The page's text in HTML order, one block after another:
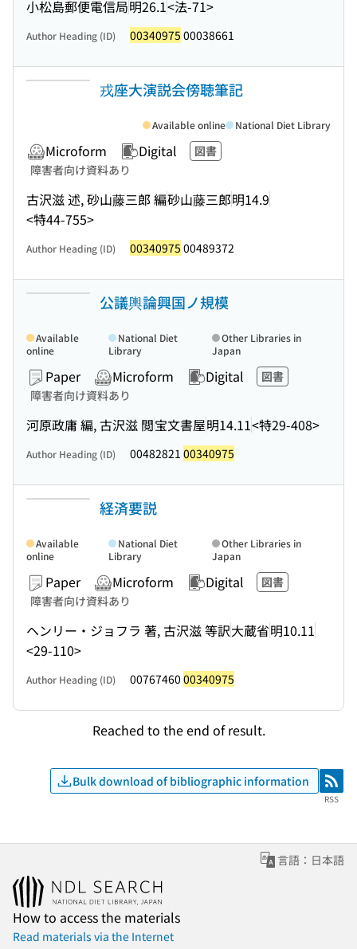
小松島郵便電信局明26.1<法-71>
Author Heading (ID) 00340975 00038661
戎座大演説会傍聴筆記
Microform Digital
図書
障害者向け資料あり
古沢滋 述, 砂山藤三郎 編砂山藤三郎明14.9
<特44-755>
Available online National Diet Library
Author Heading (ID) 00340975 00489372
公議輿論興国ノ規模
Paper Microform Digital
図書
障害者向け資料あり
河原政庸 編, 古沢滋 閲宝文書屋明14.11<特29-408>
Available
online
National Diet
Library
Other Libraries in
Japan
Author Heading (ID) 00482821 00340975
経済要説
Paper Microform Digital
図書
障害者向け資料あり
ヘンリー・ジョフラ 著, 古沢滋 等訳大蔵省明10.11
<29-110>
Available
online
National Diet
Library
Other Libraries in
Japan
Author Heading (ID) 00767460 00340975
Reached to the end of result.
Bulk download of bibliographic information RSS
RSS
言語：日本語
How to access the materials
Read materials via the Internet